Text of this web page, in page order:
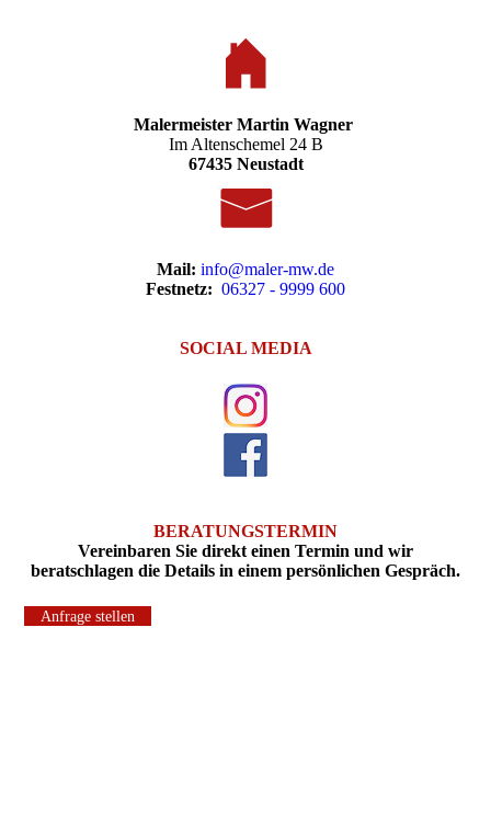
Malermeister Martin Wagner
Im Altenschemel 24 B
67435 Neustadt
Mail: info@maler-mw.de
Festnetz: 06327 - 9999 600
SOCIAL MEDIA
BERATUNGSTERMIN
Vereinbaren Sie direkt einen Termin und wir
beratschlagen die Details in einem persönlichen Gespräch.
Anfrage stellen